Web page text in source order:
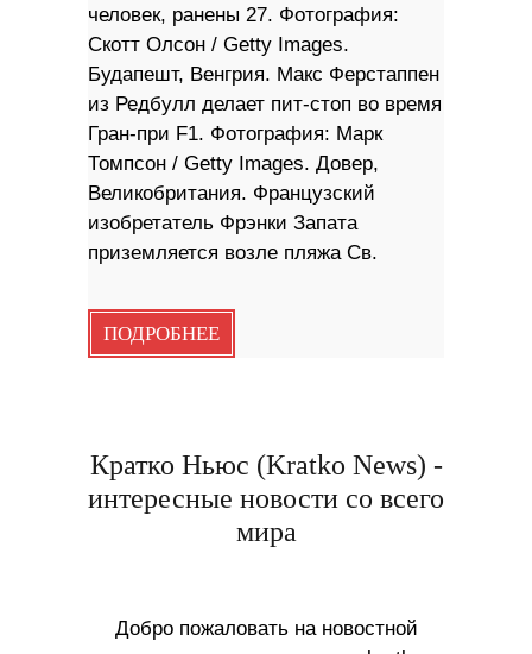
человек, ранены 27. Фотография:
Скотт Олсон / Getty Images.
Будапешт, Венгрия. Макс Ферстаппен
из Редбулл делает пит-стоп во время
Гран-при F1. Фотография: Марк
Томпсон / Getty Images. Довер,
Великобритания. Французский
изобретатель Фрэнки Запата
приземляется возле пляжа Св.
ПОДРОБНЕЕ
Кратко Ньюс (Kratko News) -
интересные новости со всего
мира
Добро пожаловать на новостной